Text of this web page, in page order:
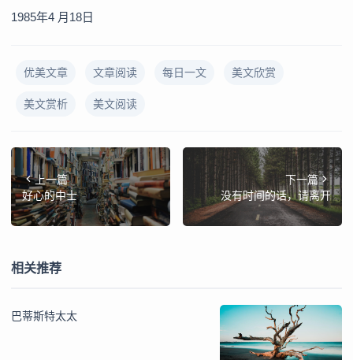
1985年4 月18日
优美文章 文章阅读 每日一文 美文欣赏
美文赏析 美文阅读
上一篇
好心的中士
下一篇
没有时间的话，请离开
相关推荐
巴蒂斯特太太